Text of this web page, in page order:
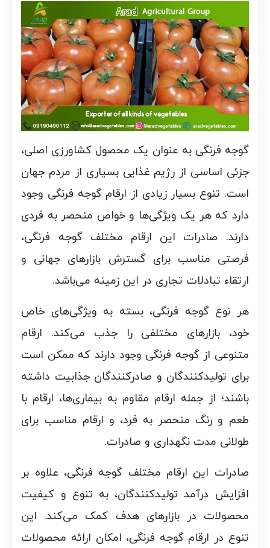
گوجه فرنگی به عنوان یک محصول کشاورزی اصلی،
جزئی اساسی از رژیم غذایی بسیاری از مردم جهان
است. تنوع بسیار زیادی از ارقام گوجه فرنگی وجود
دارد که هر یک ویژگی‌ها و خواص منحصر به فردی
دارند. صادرات این ارقام مختلف گوجه فرنگی،
فرصتی مناسب برای گسترش بازارهای جهانی و
ارتقاء تبادلات تجاری در این زمینه می‌باشد.
هر نوع گوجه فرنگی، بسته به ویژگی‌های خاص
خود، بازارهای مختلفی را جذب می‌کند. ارقام
متنوعی از گوجه فرنگی وجود دارند که ممکن است
برای تولیدکنندگان و صادرکنندگان جذابیت داشته
باشند؛ از جمله ارقام مقاوم به بیماری‌ها، ارقام با
طعم و رنگ منحصر به فرد، و ارقام مناسب برای
طولانی مدت نگهداری و صادرات.
صادرات این ارقام مختلف گوجه فرنگی، علاوه بر
افزایش درآمد تولیدکنندگان، به تنوع و کیفیت
محصولات در بازارهای هدف کمک می‌کند. این
تنوع در ارقام گوجه فرنگی، امکان ارائه محصولات